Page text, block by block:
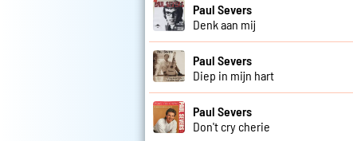
Paul Severs
Denk aan mij
Paul Severs
Diep in mijn hart
Paul Severs
Don't cry cherie